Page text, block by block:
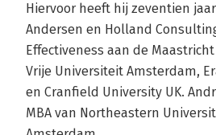
Hiervoor heeft hij zeventien
Andersen en Holland
Effectiveness aan de
Vrije Universiteit Amsterdam,
en Cranfield University UK.
MBA van Northeastern